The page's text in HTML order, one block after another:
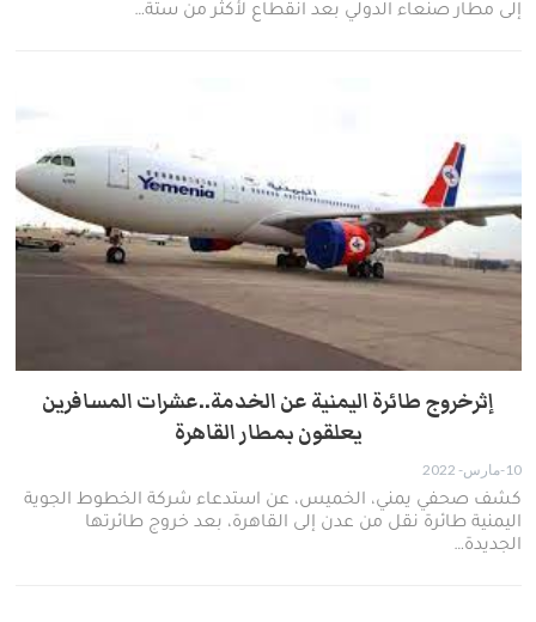
إلى مطار صنعاء الدولي بعد انقطاع لأكثر من ستة…
إثرخروج طائرة اليمنية عن الخدمة..عشرات المسافرين
يعلقون بمطار القاهرة
10-مارس- 2022
كشف صحفي يمني، الخميس، عن استدعاء شركة الخطوط الجوية
اليمنية طائرة نقل من عدن إلى القاهرة، بعد خروج طائرتها
الجديدة…